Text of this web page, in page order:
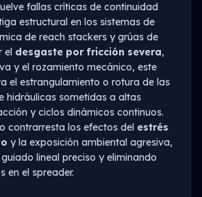
fallas críticas de continuidad
estructural en los sistemas de
de reach stackers y grúas de
el desgaste por fricción severa,
y el rozamiento mecánico, este
el estrangulamiento o rotura de las
hidráulicas sometidas a altas
y ciclos dinámicos continuos.
contrarresta los efectos del estrés
y la exposición ambiental agresiva,
lineal preciso y eliminando
en el spreader.